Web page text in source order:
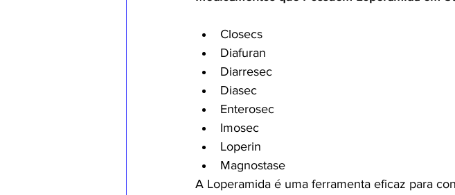
Closecs
Diafuran
Diarresec
Diasec
Enterosec
Imosec
Loperin
Magnostase
A Loperamida é uma ferramenta eficaz para